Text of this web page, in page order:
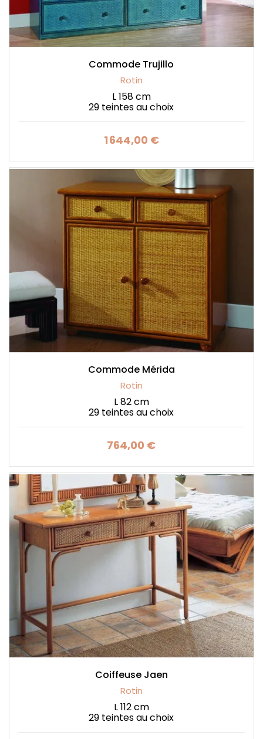
Commode Trujillo
Rotin
L 158 cm
29 teintes au choix
Prix
1 644,00 €
Commode Mérida
Rotin
L 82 cm
29 teintes au choix
Prix
764,00 €
Coiffeuse Jaen
Rotin
L 112 cm
29 teintes au choix